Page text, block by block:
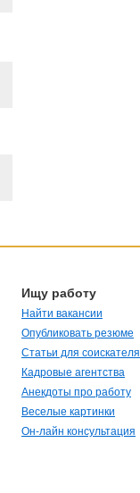
Ищу работу
Найти вакансии
Опубликовать резюме
Статьи для соискателя
Кадровые агентства
Анекдоты про работу
Веселые картинки
Он-лайн консультация